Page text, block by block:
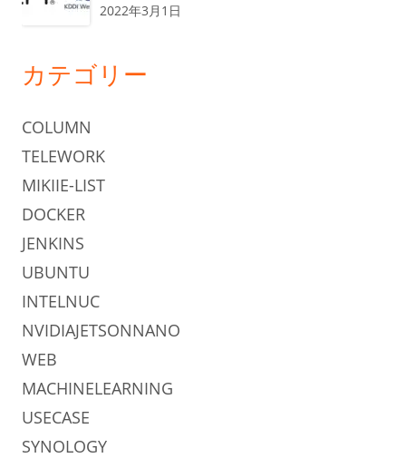
2022年3月1日
カテゴリー
COLUMN
TELEWORK
MIKIIE-LIST
DOCKER
JENKINS
UBUNTU
INTELNUC
NVIDIAJETSONNANO
WEB
MACHINELEARNING
USECASE
SYNOLOGY